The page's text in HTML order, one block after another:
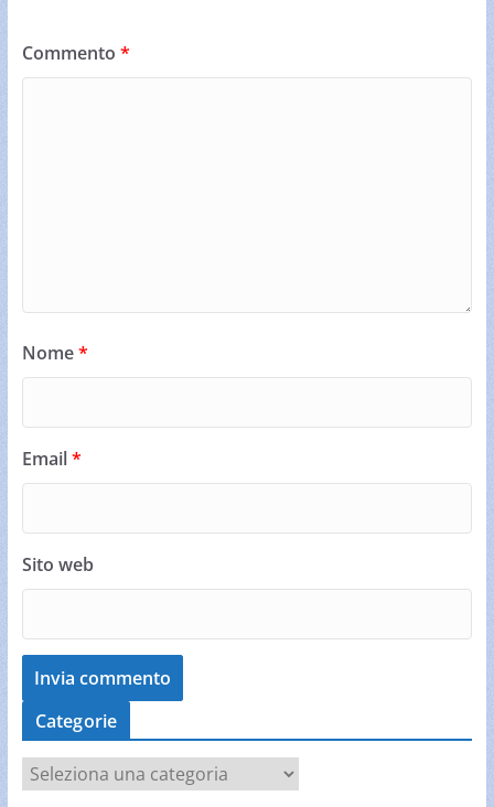
Commento *
Nome*
Email*
Sito web
Categorie
a